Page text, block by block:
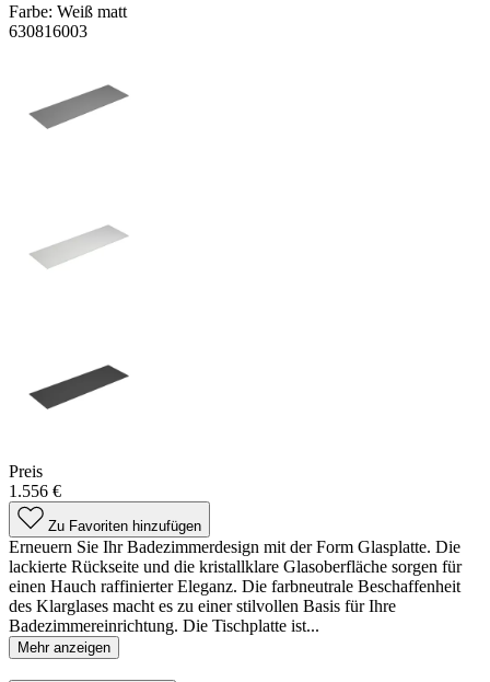
Farbe: Weiß matt
630816003
Preis
1.556 €
Zu Favoriten hinzufügen
Erneuern Sie Ihr Badezimmerdesign mit der Form Glasplatte. Die
lackierte Rückseite und die kristallklare Glasoberfläche sorgen für
einen Hauch raffinierter Eleganz. Die farbneutrale Beschaffenheit
des Klarglases macht es zu einer stilvollen Basis für Ihre
Badezimmereinrichtung. Die Tischplatte ist...
Mehr anzeigen